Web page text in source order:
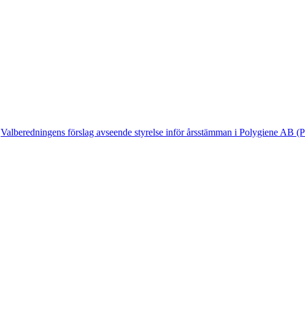
Valberedningens förslag avseende styrelse inför årsstämman i Polygiene AB